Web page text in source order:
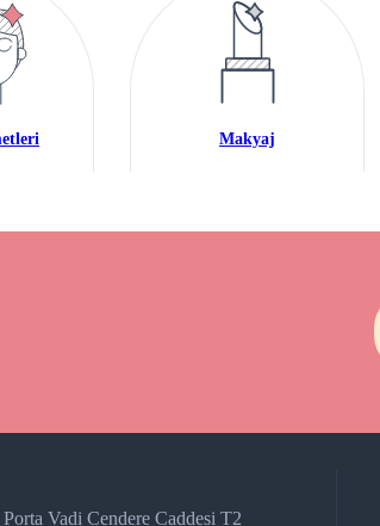
Makyaj
Vadi Cendere Caddesi​ T2